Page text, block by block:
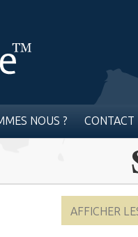
NOUS ? CONTACT
AFFICHER